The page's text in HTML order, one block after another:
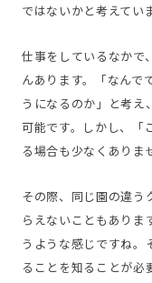
ではないかと考えてい
仕事をしているなかで
んあります。「なんで
うになるのか」と考え
可能です。しかし、「
る場合も少なくありま
その際、同じ園の違う
らえないこともありま
うような感じですね。
ることを知ることが必